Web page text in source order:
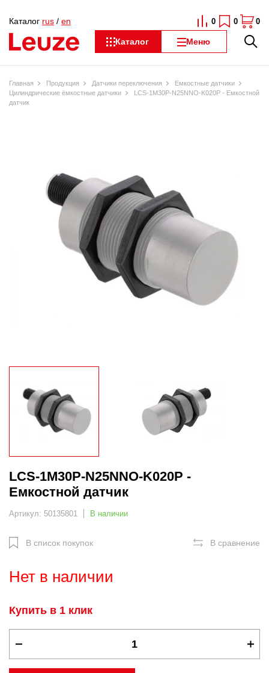
Каталог Меню
Каталог rus / en 0 0 0
Главная Продукция Датчики переключения
Емкостные датчики
Цилиндрические ёмкостные датчики
LCS-1M30P-N25NNO-K020P - Емкостной
датчик
LCS-1M30P-N25NNO-K020P -
Емкостной датчик
Артикул: 50135801 В наличии
В список покупок В сравнение
Нет в наличии
Купить в 1 клик